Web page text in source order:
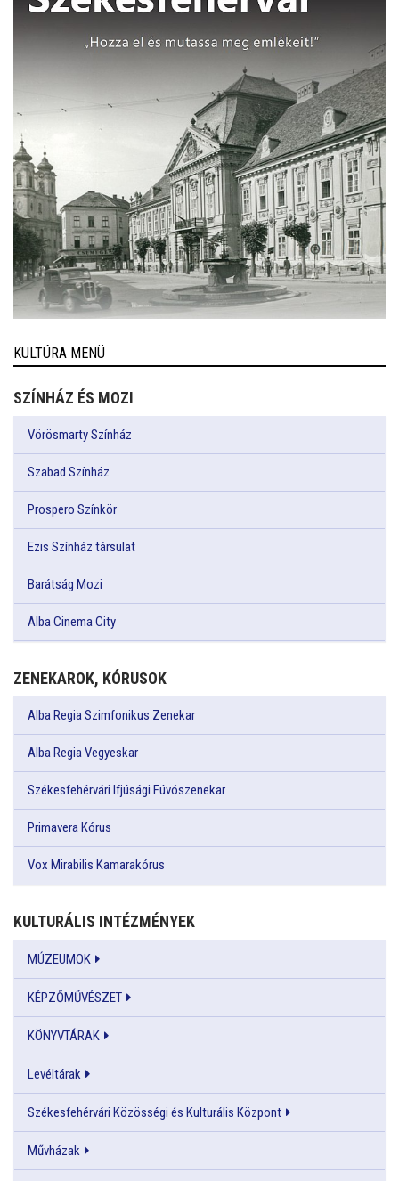
KULTÚRA MENÜ
SZÍNHÁZ ÉS MOZI
Vörösmarty Színház
Szabad Színház
Prospero Színkör
Ezis Színház társulat
Barátság Mozi
Alba Cinema City
ZENEKAROK, KÓRUSOK
Alba Regia Szimfonikus Zenekar
Alba Regia Vegyeskar
Székesfehérvári Ifjúsági Fúvószenekar
Primavera Kórus
Vox Mirabilis Kamarakórus
KULTURÁLIS INTÉZMÉNYEK
MÚZEUMOK
KÉPZŐMŰVÉSZET
KÖNYVTÁRAK
Levéltárak
Székesfehérvári Közösségi és Kulturális Központ
Művházak